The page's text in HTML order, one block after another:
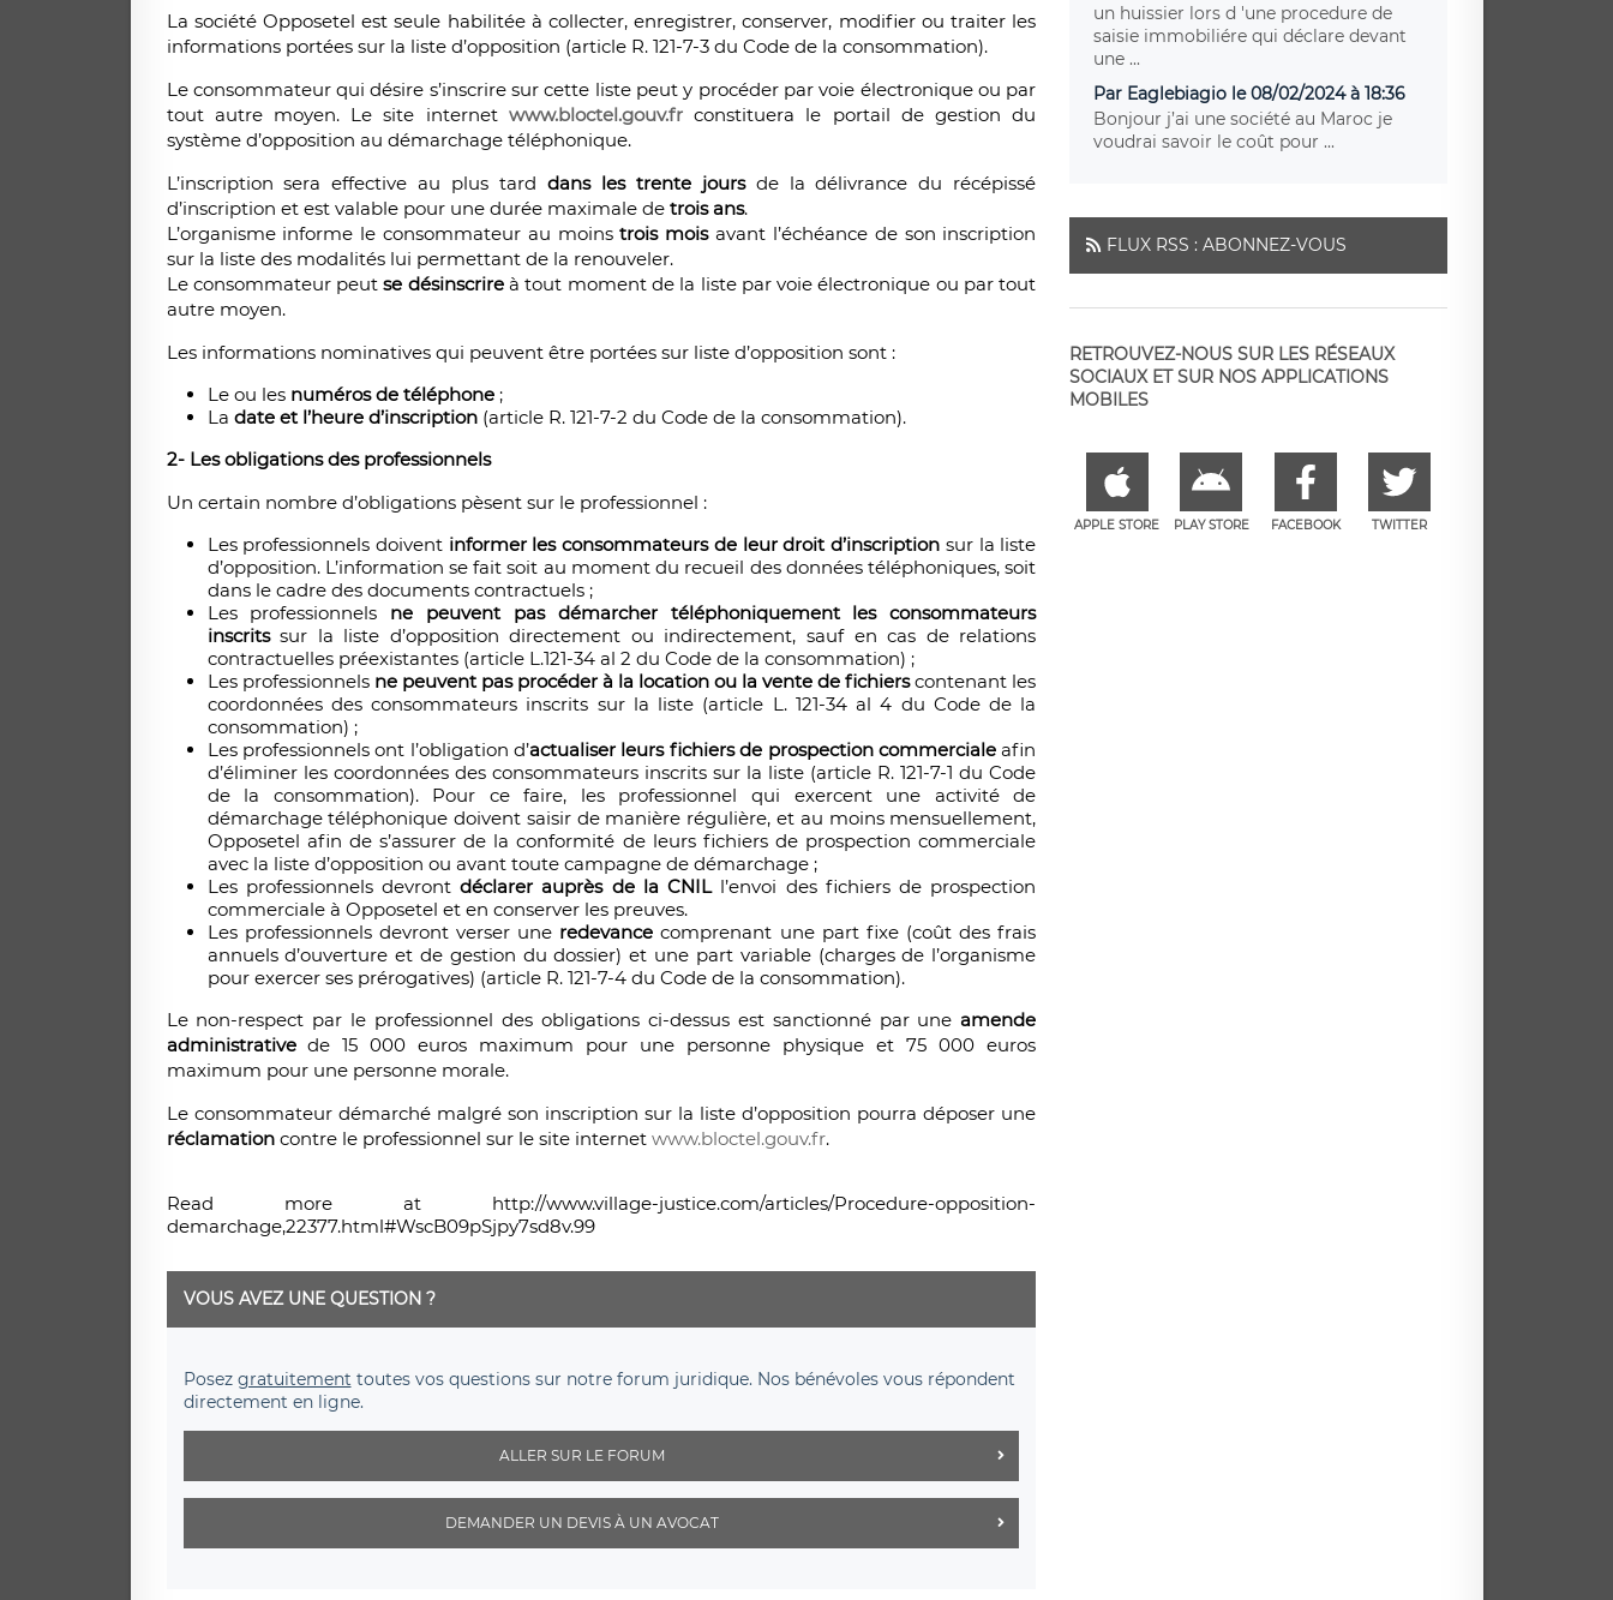
La société Opposetel est seule habilitée à collecter, enregistrer, conserver, modifier ou traiter les
informations portées sur la liste d’opposition (article R. 121-7-3 du Code de la consommation).
Le consommateur qui désire s’inscrire sur cette liste peut y procéder par voie électronique ou par
tout autre moyen. Le site internet www.bloctel.gouv.frconstituera le portail de gestion du
système d’opposition au démarchage téléphonique.
L’inscription sera effective au plus tard dans les trente joursde la délivrance du récépissé
d’inscription et est valable pour une durée maximale de trois ans.
L’organisme informe le consommateur au moinstrois moisavant l’échéance de son inscription
sur la liste des modalités lui permettant de la renouveler.
Le consommateur peutse désinscrireà tout moment de la liste par voie électronique ou par tout
autre moyen.
Les informations nominatives qui peuvent être portées sur liste d’opposition sont :
Le ou les numéros de téléphone;
La date et l’heure d’inscription(article R. 121-7-2 du Code de la consommation).
2- Les obligations des professionnels
Un certain nombre d’obligations pèsent sur le professionnel :
Les professionnels doivent informer les consommateurs de leur droit d’inscription sur la liste
d’opposition. L’information se fait soit au moment du recueil des données téléphoniques, soit
dans le cadre des documents contractuels ;
Les professionnels ne peuvent pas démarcher téléphoniquement les consommateurs
inscritssur la liste d’opposition directement ou indirectement, sauf en cas de relations
contractuelles préexistantes (article L.121-34 al 2 du Code de la consommation) ;
Les professionnels ne peuvent pas procéder à la location ou la vente de fichierscontenant les
coordonnées des consommateurs inscrits sur la liste (article L. 121-34 al 4 du Code de la
consommation) ;
Les professionnels ont l’obligation d’actualiser leurs fichiers de prospection commercialeafin
d’éliminer les coordonnées des consommateurs inscrits sur la liste (article R. 121-7-1 du Code
de la consommation). Pour ce faire, les professionnel qui exercent une activité de
démarchage téléphonique doivent saisir de manière régulière, et au moins mensuellement,
Opposetel afin de s’assurer de la conformité de leurs fichiers de prospection commerciale
avec la liste d’opposition ou avant toute campagne de démarchage ;
Les professionnels devrontdéclarer auprès de la CNILl’envoi des fichiers de prospection
commerciale à Opposetel et en conserver les preuves.
Les professionnels devront verser une redevance comprenant une part fixe (coût des frais
annuels d’ouverture et de gestion du dossier) et une part variable (charges de l’organisme
pour exercer ses prérogatives) (article R. 121-7-4 du Code de la consommation).
Le non-respect par le professionnel des obligations ci-dessus est sanctionné par uneamende
administrativede 15 000 euros maximum pour une personne physique et 75 000 euros
maximum pour une personne morale.
Le consommateur démarché malgré son inscription sur la liste d’opposition pourra déposer une
réclamationcontre le professionnel sur le site internet www.bloctel.gouv.fr.
Read more at http://www.village-justice.com/articles/Procedure-opposition-
demarchage,22377.html#WscB09pSjpy7sd8v.99
VOUS AVEZ UNE QUESTION ?
Posez gratuitement toutes vos questions sur notre forum juridique. Nos bénévoles vous répondent
directement en ligne.
ALLER SUR LE FORUM
DEMANDER UN DEVIS À UN AVOCAT
un huissier lors d 'une procedure de
saisie immobiliére qui déclare devant
une ...
Par Eaglebiagio le 08/02/2024 à 18:36
Bonjour j’ai une société au Maroc je
voudrai savoir le coût pour ...
FLUX RSS : ABONNEZ-VOUS
RETROUVEZ-NOUS SUR LES RÉSEAUX
SOCIAUX ET SUR NOS APPLICATIONS
MOBILES
APPLE STORE PLAY STORE FACEBOOK TWITTER